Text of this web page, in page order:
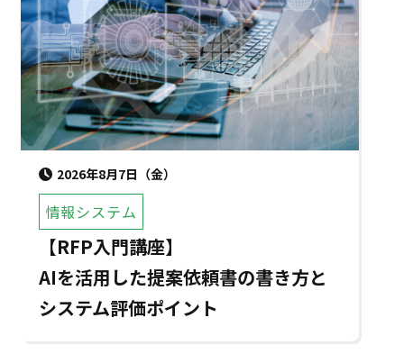
2026年8月7日（金）
情報システム
【RFP入門講座】
AIを活用した提案依頼書の書き方と
システム評価ポイント